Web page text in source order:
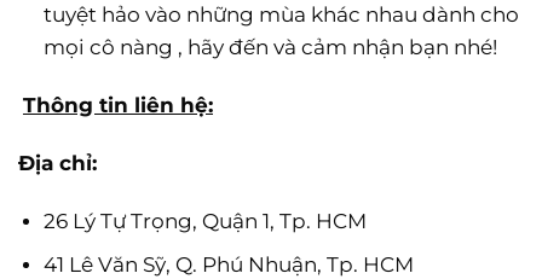
tuyệt hảo vào những mùa khác nhau dành cho
mọi cô nàng , hãy đến và cảm nhận bạn nhé!
Thông tin liên hệ:
Địa chỉ:
26 Lý Tự Trọng, Quận 1, Tp. HCM
41 Lê Văn Sỹ, Q. Phú Nhuận, Tp. HCM